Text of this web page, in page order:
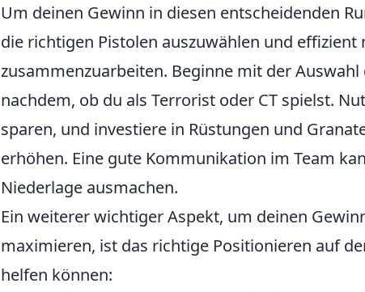
Um deinen Gewinn in diesen entscheidenden
die richtigen Pistolen auszuwählen und effizient
zusammenzuarbeiten. Beginne mit der Auswahl
nachdem, ob du als Terrorist oder CT spielst.
sparen, und investiere in Rüstungen und
erhöhen. Eine gute Kommunikation im Team
Niederlage ausmachen.
Ein weiterer wichtiger Aspekt, um deinen
maximieren, ist das richtige Positionieren auf
helfen können: